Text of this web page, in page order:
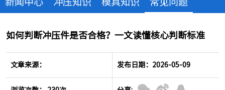
如何判断冲压件是否合格？一文读懂核心判断标准
文章来源： 发布日期：2026-05-09